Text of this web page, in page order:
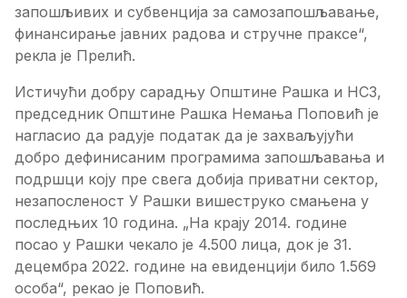
запошљивих и субвенција за самозапошљавање,
финансирање јавних радова и стручне праксе“,
рекла је Прелић.
Истичући добру сарадњу Општине Рашка и НСЗ,
председник Општине Рашка Немања Поповић је
нагласио да радује податак да је захваљујући
добро дефинисаним програмима запошљавања и
подршци коју пре свега добија приватни сектор,
незапосленост У Рашки вишеструко смањена у
последњих 10 година. „На крају 2014. године
посао у Рашки чекало је 4.500 лица, док је 31.
децембра 2022. године на евиденцији било 1.569
особа“, рекао је Поповић.